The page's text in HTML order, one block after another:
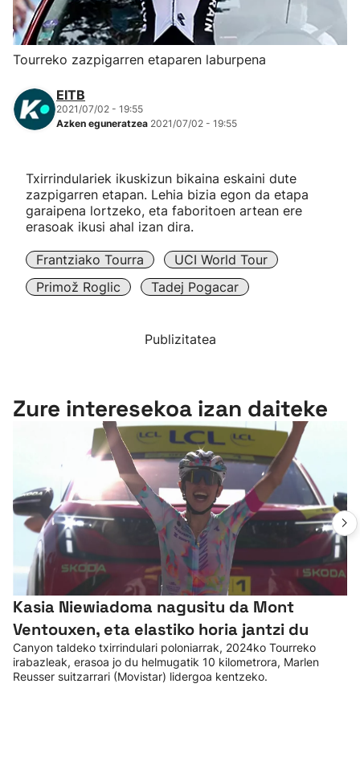
Herri-kirolak
Eskubaloia
Kirolak 360
Mendi-lasterketak
"Helmuga"
Tourreko zazpigarren etaparen laburpena
EITB
2021/07/02 - 19:55
Azken eguneratzea 2021/07/02 - 19:55
Txirrindulariek ikuskizun bikaina eskaini dute
zazpigarren etapan. Lehia bizia egon da etapa
garaipena lortzeko, eta faboritoen artean ere
erasoak ikusi ahal izan dira.
Frantziako Tourra
UCI World Tour
Primož Roglic
Tadej Pogacar
Publizitatea
Zure interesekoa izan daiteke
Kasia Niewiadoma nagusitu da Mont
Ventouxen, eta elastiko horia jantzi du
Canyon taldeko txirrindulari poloniarrak, 2024ko Tourreko
irabazleak, erasoa jo du helmugatik 10 kilometrora, Marlen
Reusser suitzarrari (Movistar) lidergoa kentzeko.